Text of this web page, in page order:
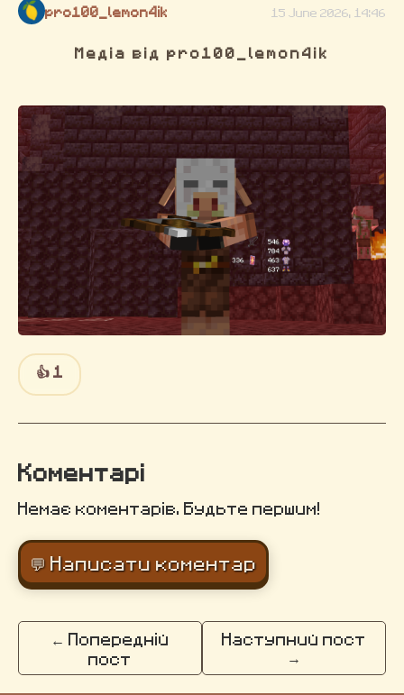
pro100_lemon4ik 15 June 2026, 14:46
Медіа від pro100_lemon4ik
👍 1
Коментарі
Немає коментарів. Будьте першим!
💬 Написати коментар
← Попередній
пост
Наступний пост
→